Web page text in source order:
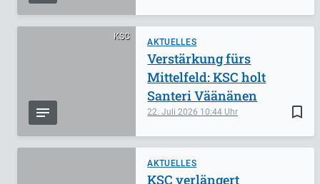
KSC
AKTUELLES
bookmark_border
22. Juli 2026 10:44
Verstärkung fürs
Mittelfeld: KSC holt
Santeri Väänänen
AKTUELLES
KSC verlängert